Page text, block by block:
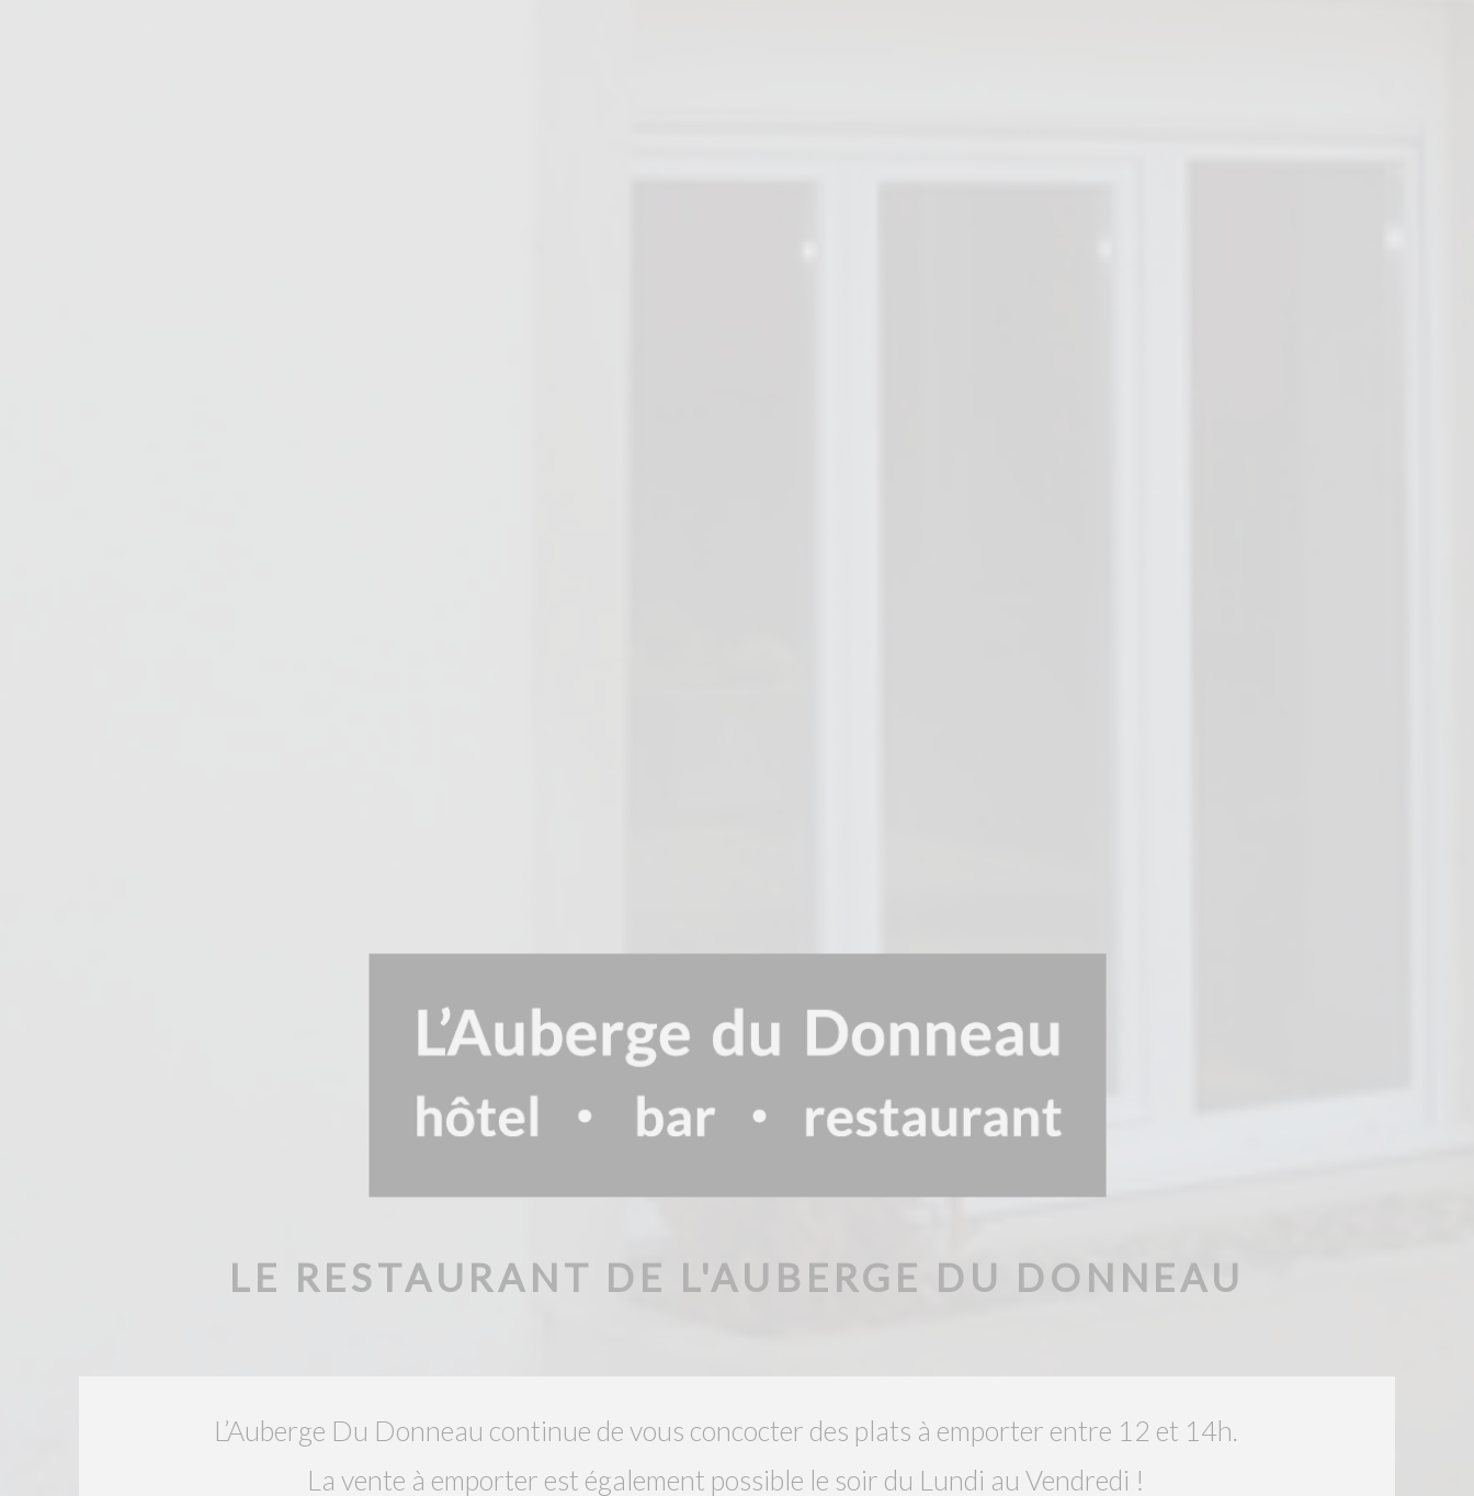
LE RESTAURANT DE L'AUBERGE DU DONNEAU
L’Auberge Du Donneau continue de vous concocter des plats à emporter entre 12 et 14h.
La vente à emporter est également possible le soir du Lundi au Vendredi !